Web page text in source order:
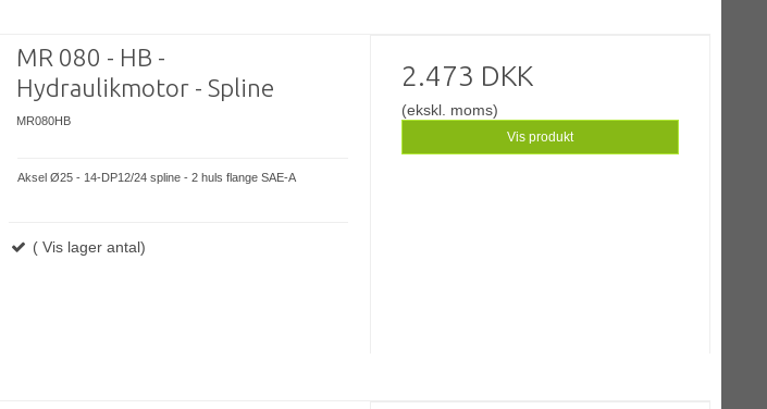
MR 080 - HB -
Hydraulikmotor - Spline
MR080HB
Aksel Ø25 - 14-DP12/24 spline - 2 huls flange SAE-A
( Vis lager antal)
2.473 DKK
(ekskl. moms)
Vis produkt